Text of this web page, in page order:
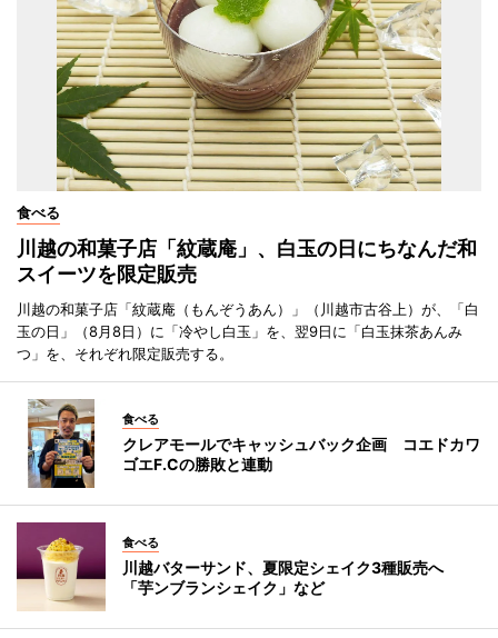
食べる
川越の和菓子店「紋蔵庵」、白玉の日にちなんだ和
スイーツを限定販売
川越の和菓子店「紋蔵庵（もんぞうあん）」（川越市古谷上）が、「白
玉の日」（8月8日）に「冷やし白玉」を、翌9日に「白玉抹茶あんみ
つ」を、それぞれ限定販売する。
食べる
クレアモールでキャッシュバック企画 コエドカワ
ゴエF.Cの勝敗と連動
食べる
川越バターサンド、夏限定シェイク3種販売へ
「芋ンブランシェイク」など